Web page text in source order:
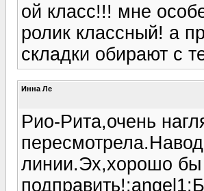
ой класс!!! мне
ролик классный! а
складки обирают с
Инна Ле
Рио-Рита,очень
линии.Эх,хорошо бы